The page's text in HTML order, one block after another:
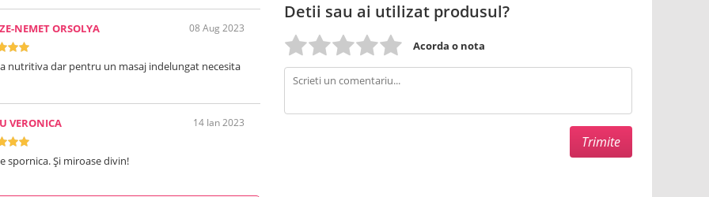
NEMET ORSOLYA 08 Aug 2023
nutritiva dar pentru un masaj indelungat necesita
VERONICA 14 Ian 2023
spornica. Și miroase divin!
Detii sau ai utilizat produsul?
Acorda o nota